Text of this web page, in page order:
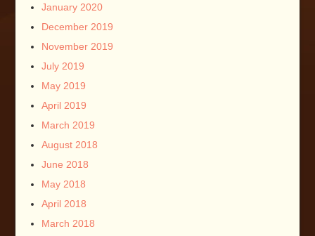
January 2020
December 2019
November 2019
July 2019
May 2019
April 2019
March 2019
August 2018
June 2018
May 2018
April 2018
March 2018